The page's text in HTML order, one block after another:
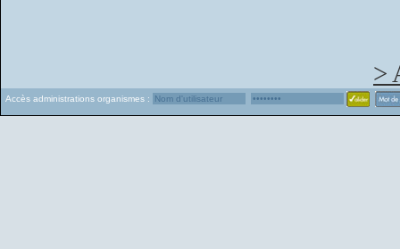
>
Accès administrations organismes :